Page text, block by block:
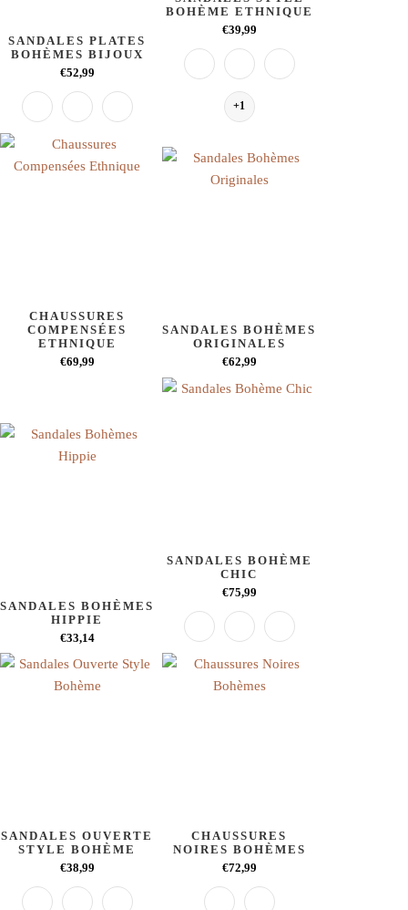
SANDALES PLATES
BOHÈMES BIJOUX
€52,99
BOHÈME ETHNIQUE
€39,99
+1
CHAUSSURES
COMPENSÉES
ETHNIQUE
€69,99
SANDALES BOHÈMES
ORIGINALES
€62,99
SANDALES BOHÈMES
HIPPIE
€33,14
SANDALES BOHÈME
CHIC
€75,99
SANDALES OUVERTE
STYLE BOHÈME
€38,99
CHAUSSURES
NOIRES BOHÈMES
€72,99